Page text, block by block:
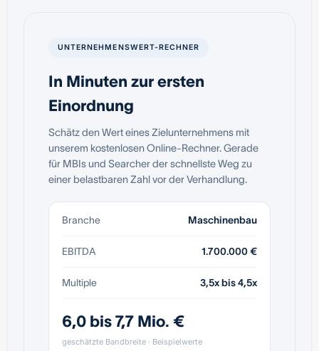
UNTERNEHMENSWERT-RECHNER
In Minuten zur ersten
Einordnung
Schätz den Wert eines Zielunternehmens mit
unserem kostenlosen Online-Rechner. Gerade
für MBIs und Searcher der schnellste Weg zu
einer belastbaren Zahl vor der Verhandlung.
Branche Maschinenbau
EBITDA 1.700.000 €
Multiple 3,5x bis 4,5x
6,0 bis 7,7 Mio. €
geschätzte Bandbreite · Beispielwerte